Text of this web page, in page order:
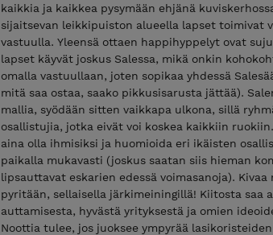
kaikkia ja kaikkea pysymään ehjänä
sijaitsevan leikkipuiston alueella lapset toimivat
vastuulla. Yleensä ottaen happihyppelyt ovat
lapset käyvät joskus Salessa, mikä onkin
omalla vastuullaan, joten sopikaa yhdessä
mitä saa ostaa, saako pikkusisarusta jättää).
mallia, syödään sitten vaikkapa ulkona, sillä
osallistujia, jotka eivät voi koskea kaikkiin
aina olla ihmisiksi ja huomioida eri ikäisten
paikalla mukavasti (joskus saatan siis hieman
lipsauttavat eskarien edessä voimasanoja).
pyritään, sellaisella järkimeiningillä! Kiitosta saa
auttamisesta, hyvästä yrityksestä ja omien
Noottia tulee, jos juoksee ympyrää